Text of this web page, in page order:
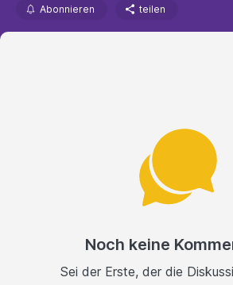
Abonnieren teilen
Noch keine
Sei der Erste, der die